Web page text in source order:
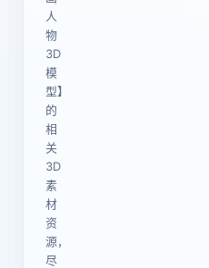
人
物
3D
模
型】
的
相
关
3D
素
材
资
源，
尽